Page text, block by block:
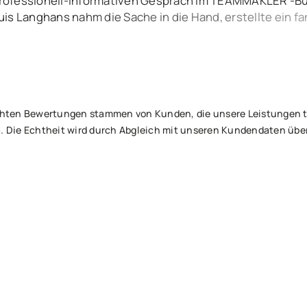
Langhans nahm die Sache in die Hand, erstellte ein
über alle Ereignisse und Aktivitäten informiert. Nur
Bewertungen stammen von Kunden, die unsere
Die Echtheit wird durch Abgleich mit unseren Kundendaten